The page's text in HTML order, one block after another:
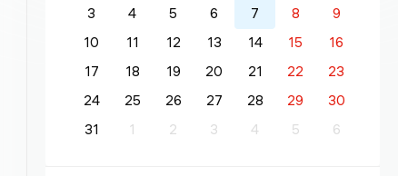
3
4 5 6 7 8
9
10
11 12 13 14 15
16
17
18 19 20 21 22
23
24
25 26 27 28 29
30
31
1 2 3 4 5 6